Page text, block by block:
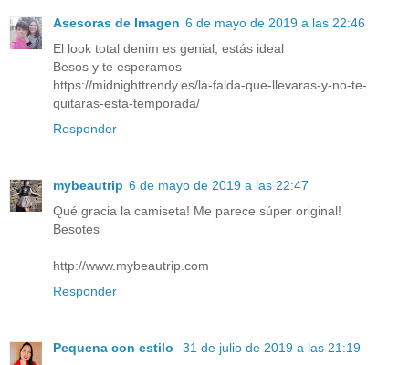
Asesoras de Imagen 6 de mayo de 2019 a las 22:46
El look total denim es genial, estás ideal
Besos y te esperamos
https://midnighttrendy.es/la-falda-que-llevaras-y-no-te-
quitaras-esta-temporada/
Responder
mybeautrip 6 de mayo de 2019 a las 22:47
Qué gracia la camiseta! Me parece súper original!
Besotes
http://www.mybeautrip.com
Responder
Pequena con estilo
31 de julio de 2019 a las 21:19